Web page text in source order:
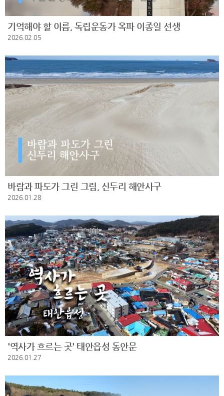
기억해야 할 이름, 독립운동가 옥파 이종일 선생
2026.02.05
바람과 파도가 그린 그림, 신두리 해안사구
2026.01.28
'역사가 흐르는 곳' 태안읍성 동안문
2026.01.27